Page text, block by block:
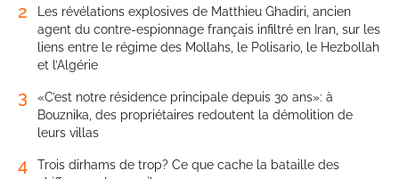
2
Les révélations explosives de Matthieu Ghadiri, ancien
agent du contre-espionnage français infiltré en Iran, sur les
liens entre le régime des Mollahs, le Polisario, le Hezbollah
et l’Algérie
3
«C’est notre résidence principale depuis 30 ans»: à
Bouznika, des propriétaires redoutent la démolition de
leurs villas
4
Trois dirhams de trop? Ce que cache la bataille des